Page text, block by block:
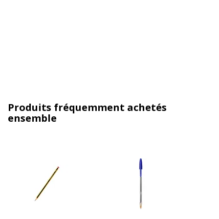
Produits fréquemment achetés
ensemble